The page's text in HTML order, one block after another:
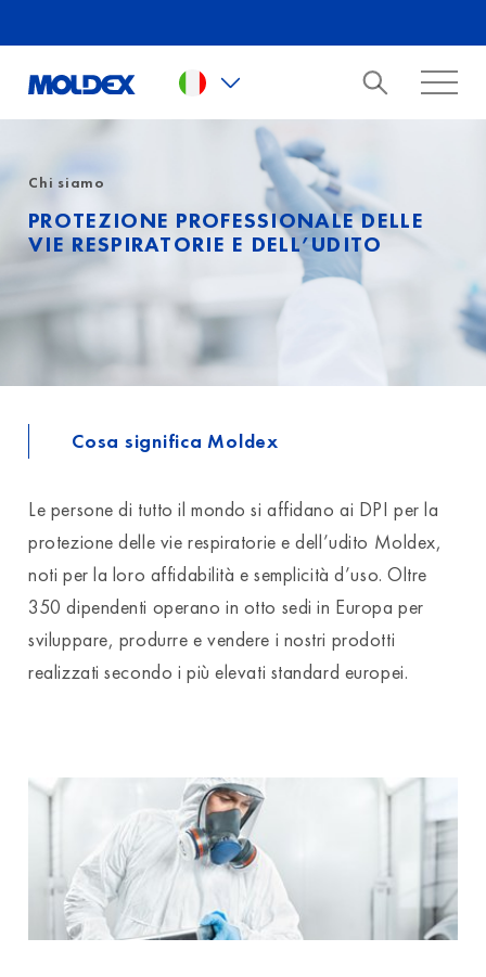
Chi siamo
PROTEZIONE PROFESSIONALE DELLE
VIE RESPIRATORIE E DELL’UDITO
Cosa significa Moldex
Le persone di tutto il mondo si affidano ai DPI per la
protezione delle vie respiratorie e dell’udito Moldex,
noti per la loro affidabilità e semplicità d’uso. Oltre
350 dipendenti operano in otto sedi in Europa per
sviluppare, produrre e vendere i nostri prodotti
realizzati secondo i più elevati standard europei.